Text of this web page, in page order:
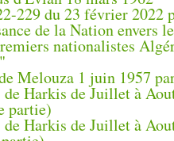
229 du 23 février 2022
de la Nation envers
nationalistes
Melouza 1 juin 1957
de Harkis de Juillet à
partie)
de Harkis de Juillet à